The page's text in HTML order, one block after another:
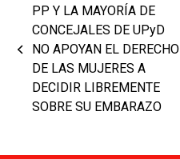
previous
post:
PP Y LA MAYORÍA DE
CONCEJALES DE UPyD
NO APOYAN EL DERECHO
DE LAS MUJERES A
DECIDIR LIBREMENTE
SOBRE SU EMBARAZO